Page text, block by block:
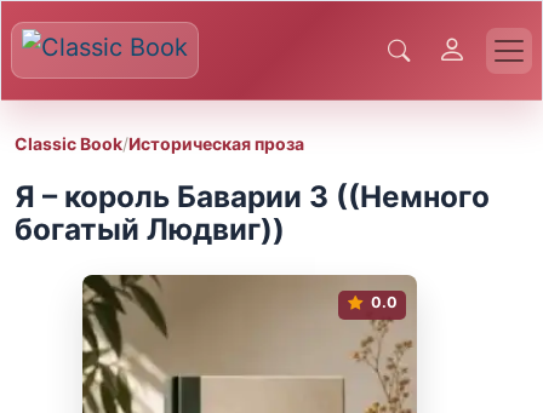
Classic Book/Историческая проза
Я – король Баварии 3 ((Немного
богатый Людвиг))
0.0